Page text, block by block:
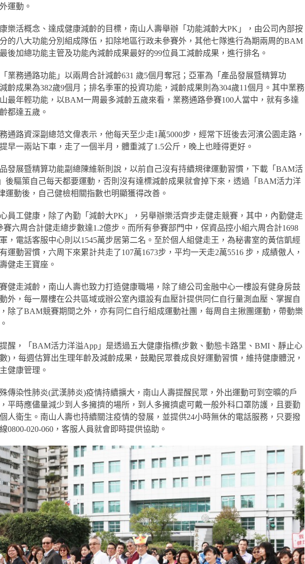
運動。
樂活概念、達成健康減齡的目標，南山人壽舉辦「功能減齡大PK」，由公司內部按
的八大功能分別組成隊伍，扣除地區行政未參賽外，其他七隊進行為期兩周的BAM
後加總功能主管及功能內減齡成果最好的99位員工減齡成果，進行排名。
業務通路功能」以兩周合計減齡631 歲5個月奪冠；亞軍為「產品發展暨精算功
齡成果為382歲9個月；排名季軍的投資功能，減齡成果則為304歲11個月。其中業務
最年輕功能，以BAM一周最多減齡五歲來看，業務通路參賽100人當中，就有多達
都達五歲。
通路資深副總范文偉表示，他每天至少走1萬5000步，經常下班後去河濱公園走路，
早一兩站下車，走了一個半月，體重減了1.5公斤，晚上也睡得更好。
發展暨精算功能副總陳維新則說，以前自己沒有持續規律運動習慣，下載「BAM活
後驅策自己每天都要運動，否則沒有達標減齡成果就會掉下來，透過「BAM活力洋
運動後，自己健檢相關指數也明顯獲得改善。
員工健康，除了內勤「減齡大PK」，另舉辦樂活齊步走健走競賽，其中，內勤健走
賽六周合計健走總步數達1.2億步。而所有參賽部門中，保資品控小組六周合計1698
，電話客服中心則以1545萬步居第二名。至於個人組健走王，為秘書室的黃信凱經
運動習慣，六周下來累計共走了107萬1673步，平均一天走2萬5516 步，成績傲人，
健走王寶座。
健走減齡，南山人壽也致力打造健康職場，除了總公司金融中心一樓設有健身房鼓
外，每一層樓在公共區域或辦公室內還設有血壓計提供同仁自行量測血壓、掌握自
除了BAM競賽期間之外，亦有同仁自行組成運動社團，每周自主揪團運動，帶動樂
醒，「BAM活力洋溢App」是透過五大健康指標(步數、動態卡路里、BMI、靜止心
)，每週估算出生理年齡及減齡成果，鼓勵民眾養成良好運動習慣，維持健康體況，
健康管理。
傳染性肺炎(武漢肺炎)疫情持續擴大，南山人壽提醒民眾，外出運動可到空曠的戶
平時應儘量減少到人多擁擠的場所，到人多擁擠處可戴一般外科口罩防護，且要勤
人衛生。南山人壽也持續關注疫情的發展，並提供24小時無休的電話服務，只要撥
0800-020-060，客服人員就會即時提供協助。